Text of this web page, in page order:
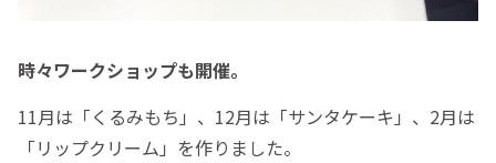
時々ワークショップも開催。
11月は「くるみもち」、12月は「サンタケーキ」、2月は
「リップクリーム」を作りました。